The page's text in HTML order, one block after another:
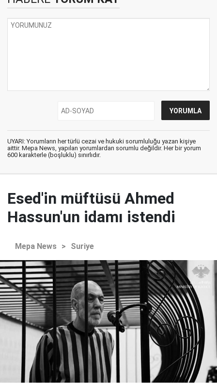
UYARI: Yorumların her türlü cezai ve hukuki sorumluluğu yazan kişiye
aittir. Mepa News, yapılan yorumlardan sorumlu değildir. Her bir yorum
600 karakterle (boşluklu) sınırlıdır.
Esed'in müftüsü Ahmed
Hassun'un idamı istendi
Mepa News > Suriye